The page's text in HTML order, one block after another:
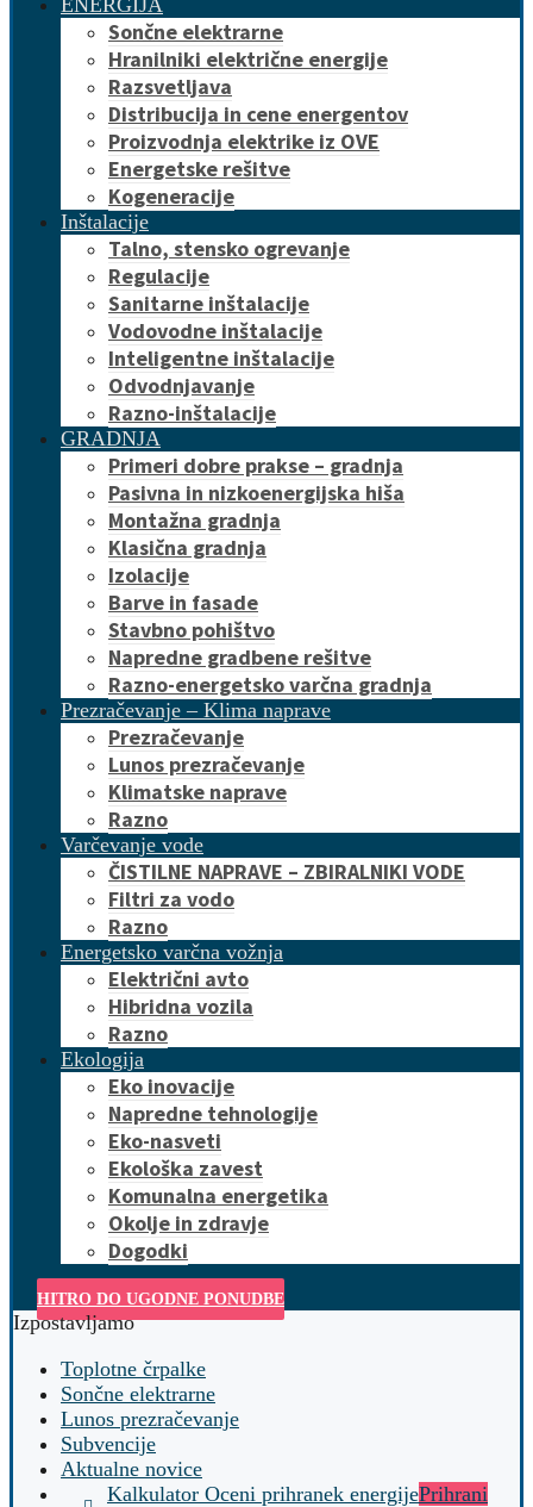
ENERGIJA
Sončne elektrarne
Hranilniki električne energije
Razsvetljava
Distribucija in cene energentov
Proizvodnja elektrike iz OVE
Energetske rešitve
Kogeneracije
Inštalacije
Talno, stensko ogrevanje
Regulacije
Sanitarne inštalacije
Vodovodne inštalacije
Inteligentne inštalacije
Odvodnjavanje
Razno-inštalacije
GRADNJA
Primeri dobre prakse – gradnja
Pasivna in nizkoenergijska hiša
Montažna gradnja
Klasična gradnja
Izolacije
Barve in fasade
Stavbno pohištvo
Napredne gradbene rešitve
Razno-energetsko varčna gradnja
Prezračevanje – Klima naprave
Prezračevanje
Lunos prezračevanje
Klimatske naprave
Razno
Varčevanje vode
ČISTILNE NAPRAVE – ZBIRALNIKI VODE
Filtri za vodo
Razno
Energetsko varčna vožnja
Električni avto
Hibridna vozila
Razno
Ekologija
Eko inovacije
Napredne tehnologije
Eko-nasveti
Ekološka zavest
Komunalna energetika
Okolje in zdravje
Dogodki
HITRO DO UGODNE PONUDBE
Izpostavljamo
Toplotne črpalke
Sončne elektrarne
Lunos prezračevanje
Subvencije
Aktualne novice
Kalkulator Oceni prihranek energijePrihrani